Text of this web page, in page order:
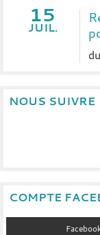
15
JUIL.
NOUS SUIVRE
COMPTE